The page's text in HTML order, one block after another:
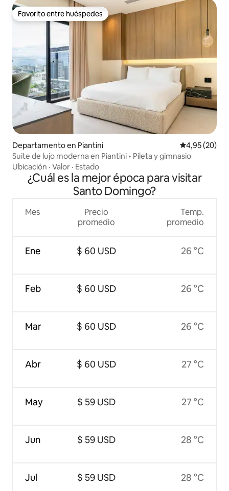
Favorito entre huéspedes
Favorito entre huéspedes
Departamento en Piantini Calificación
4,95 (20)
Suite de lujo moderna en Piantini • Pileta y gimnasio
Ubicación · Valor · Estado
¿Cuál es la mejor época para visitar
Santo Domingo?
Mes
Ene
Feb
Mar
Abr
May
Jun
Jul
Precio
promedio
$ 60 USD
$ 60 USD
$ 60 USD
$ 60 USD
$ 59 USD
$ 59 USD
$ 59 USD
Temp.
promedio
26 °C
26 °C
26 °C
27 °C
27 °C
28 °C
28 °C